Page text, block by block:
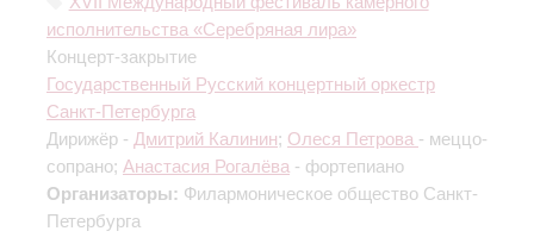
исполнительства «Серебряная лира»
Концерт-закрытие
Государственный Русский концертный оркестр
Санкт-Петербурга
Дирижёр - Дмитрий Калинин; Олеся Петрова - меццо-
сопрано; Анастасия Рогалёва - фортепиано
Организаторы: Филармоническое общество Санкт-
Петербурга